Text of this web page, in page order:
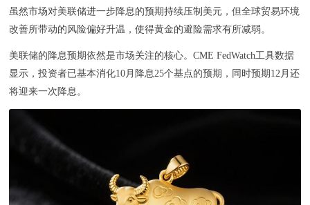
虽然市场对美联储进一步降息的预期持续压制美元，但全球贸易环境
改善所带动的风险偏好升温，使得黄金的避险需求有所减弱。
美联储的降息预期依然是市场关注的核心。CME FedWatch工具数据
显示，投资者已基本消化10月降息25个基点的预期，同时预期12月还
将迎来一次降息。